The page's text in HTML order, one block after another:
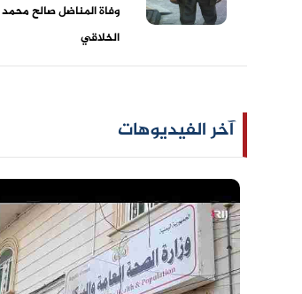
وفاة المناضل صالح محمد
الخلاقي
آخر الفيديوهات